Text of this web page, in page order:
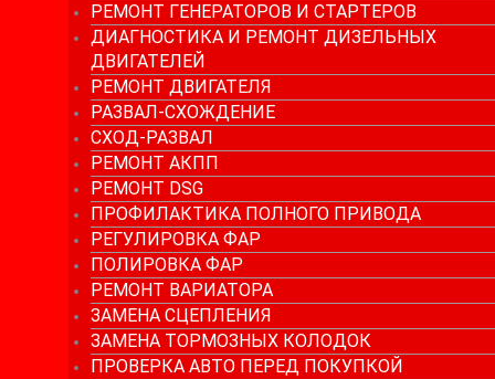
РЕМОНТ ГЕНЕРАТОРОВ И СТАРТЕРОВ
ДИАГНОСТИКА И РЕМОНТ ДИЗЕЛЬНЫХ
ДВИГАТЕЛЕЙ
РЕМОНТ ДВИГАТЕЛЯ
РАЗВАЛ-СХОЖДЕНИЕ
СХОД-РАЗВАЛ
РЕМОНТ АКПП
РЕМОНТ DSG
ПРОФИЛАКТИКА ПОЛНОГО ПРИВОДА
РЕГУЛИРОВКА ФАР
ПОЛИРОВКА ФАР
РЕМОНТ ВАРИАТОРА
ЗАМЕНА СЦЕПЛЕНИЯ
ЗАМЕНА ТОРМОЗНЫХ КОЛОДОК
ПРОВЕРКА АВТО ПЕРЕД ПОКУПКОЙ